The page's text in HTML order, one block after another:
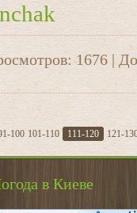
1676 |
100 101-110 111-120 121-
в Киеве